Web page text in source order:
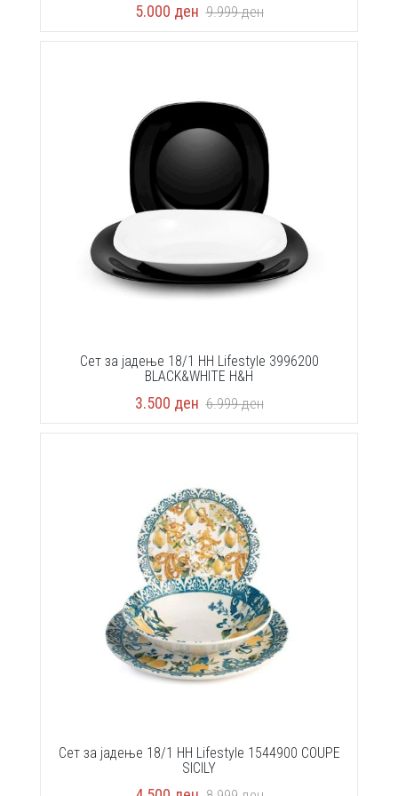
5.000 ден 9.999ден
Сет за јадење 18/1 HH Lifestyle 3996200
BLACK&WHITE H&H
3.500 ден 6.999ден
Сет за јадење 18/1 HH Lifestyle 1544900 COUPE
SICILY